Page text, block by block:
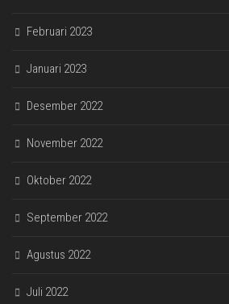
Februari 2023
Januari 2023
Desember 2022
November 2022
Oktober 2022
September 2022
Agustus 2022
Juli 2022